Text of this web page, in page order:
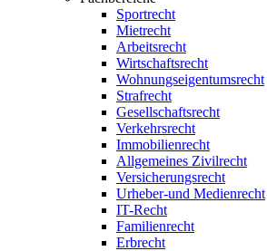
Sportrecht
Mietrecht
Arbeitsrecht
Wirtschaftsrecht
Wohnungseigentumsrecht
Strafrecht
Gesellschaftsrecht
Verkehrsrecht
Immobilienrecht
Allgemeines Zivilrecht
Versicherungsrecht
Urheber-und Medienrecht
IT-Recht
Familienrecht
Erbrecht